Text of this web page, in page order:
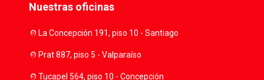
Nuestras oficinas
location_onLa Concepción 191, piso 10 - Santiago
location_onPrat 887, piso 5 - Valparaíso
location_onTucapel 564, piso 10 - Concepción